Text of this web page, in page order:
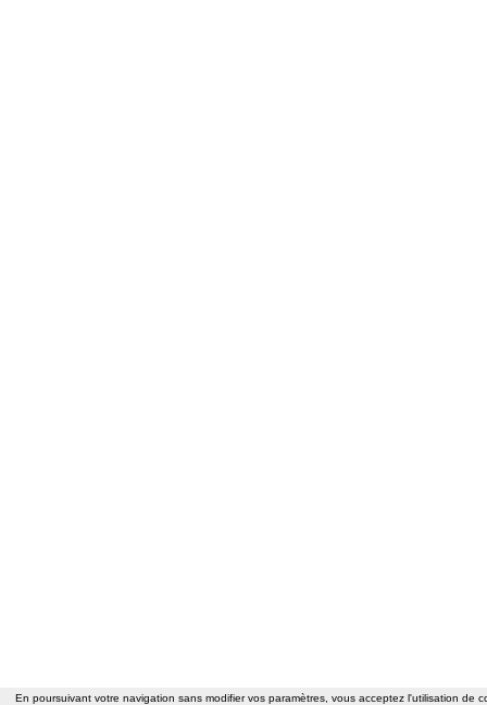
En poursuivant votre navigation sans modifier vos paramètres, vous acceptez l'utilisation